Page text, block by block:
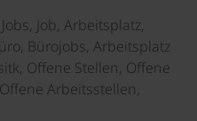
Job, Arbeitsplatz,
Bürojobs, Arbeitsplatz
Offene Stellen, Offene
Arbeitsstellen,